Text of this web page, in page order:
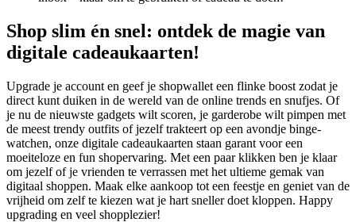
Shop slim én snel: ontdek de magie van
digitale cadeaukaarten!
Upgrade je account en geef je shopwallet een flinke boost zodat je
direct kunt duiken in de wereld van de online trends en snufjes. Of
je nu de nieuwste gadgets wilt scoren, je garderobe wilt pimpen met
de meest trendy outfits of jezelf trakteert op een avondje binge-
watchen, onze digitale cadeaukaarten staan garant voor een
moeiteloze en fun shopervaring. Met een paar klikken ben je klaar
om jezelf of je vrienden te verrassen met het ultieme gemak van
digitaal shoppen. Maak elke aankoop tot een feestje en geniet van de
vrijheid om zelf te kiezen wat je hart sneller doet kloppen. Happy
upgrading en veel shopplezier!